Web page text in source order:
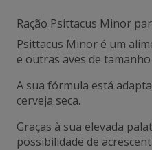
Ração Psittacus Minor
Psittacus Minor é um
e outras aves de
A sua fórmula está
cerveja seca.
Graças à sua elevada
possibilidade de